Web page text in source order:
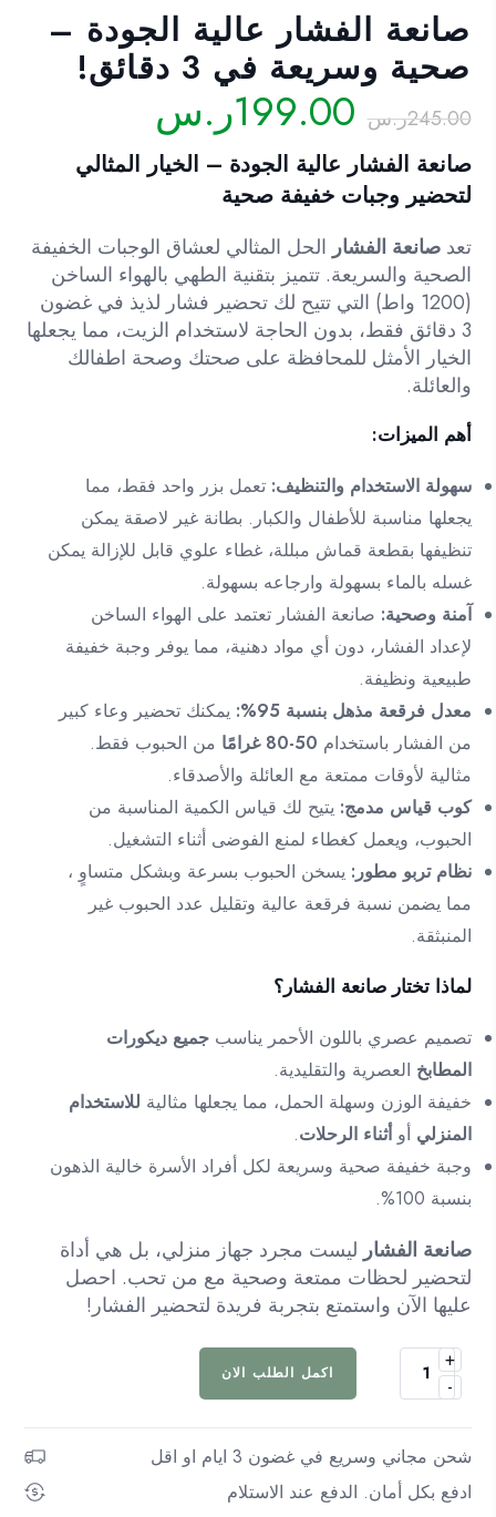
صانعة الفشار عالية الجودة –
صحية وسريعة في 3 دقائق!
245.00ر.س السعر
الأصلي
هو:
245.00ر.س.
199.00ر.س السعر
الحالي
هو:
صانعة الفشار عالية الجودة – الخيار المثالي
لتحضير وجبات خفيفة صحية
تعدصانعة الفشار الحل المثالي لعشاق الوجبات الخفيفة
الصحية والسريعة. تتميز بتقنية الطهي بالهواء الساخن
(1200 واط) التي تتيح لك تحضير فشار لذيذ في غضون
3 دقائق فقط، بدون الحاجة لاستخدام الزيت، مما يجعلها
الخيار الأمثل للمحافظة على صحتك وصحة اطفالك
والعائلة.
أهم الميزات:
سهولة الاستخدام والتنظيف: تعمل بزر واحد فقط، مما
يجعلها مناسبة للأطفال والكبار. بطانة غير لاصقة يمكن
تنظيفها بقطعة قماش مبللة، غطاء علوي قابل للإزالة يمكن
غسله بالماء بسهولة وارجاعه بسهولة.
آمنة وصحية: صانعة الفشار تعتمد على الهواء الساخن
لإعداد الفشار، دون أي مواد دهنية، مما يوفر وجبة خفيفة
طبيعية ونظيفة.
معدل فرقعة مذهل بنسبة 95%:
يمكنك تحضير وعاء كبير
من الفشار باستخدام 50-80 غرامًا
من الحبوب فقط.
مثالية لأوقات ممتعة مع العائلة والأصدقاء.
كوب قياس مدمج: يتيح لك قياس الكمية المناسبة من
الحبوب، ويعمل كغطاء لمنع الفوضى أثناء التشغيل.
نظام تربو مطور: يسخن الحبوب بسرعة وبشكل متساوٍ ،
مما يضمن نسبة فرقعة عالية وتقليل عدد الحبوب غير
المنبثقة.
لماذا تختار صانعة الفشار؟
تصميم عصري باللون الأحمر يناسبجميع ديكورات
المطابخ العصرية والتقليدية.
خفيفة الوزن وسهلة الحمل، مما يجعلها مثالية للاستخدام
المنزلي أوأثناء الرحلات.
وجبة خفيفة صحية وسريعة لكل أفراد الأسرة خالية الذهون
بنسبة 100%.
صانعة الفشار ليست مجرد جهاز منزلي، بل هي أداة
لتحضير لحظات ممتعة وصحية مع من تحب. احصل
عليها الآن واستمتع بتجربة فريدة لتحضير الفشار!​
-
كمية
صانعة
الجودة
-
+
اكمل الطلب الان
شحن مجاني وسريع في غضون 3 ايام او اقل
ادفع بكل أمان. الدفع عند الاستلام